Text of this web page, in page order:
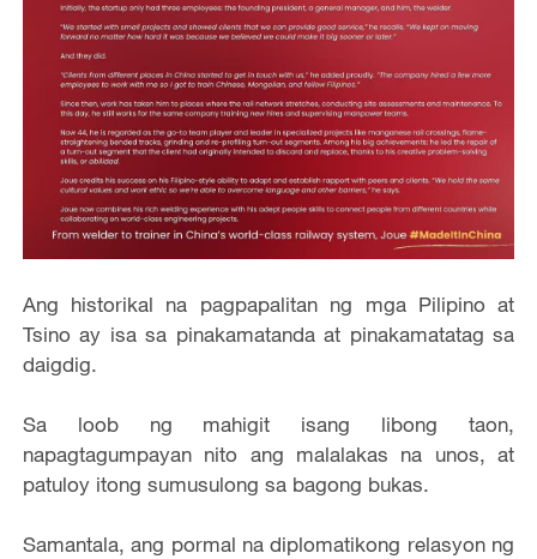
Ang historikal na pagpapalitan ng mga Pilipino at
Tsino ay isa sa pinakamatanda at pinakamatatag sa
daigdig.
Sa loob ng mahigit isang libong taon,
napagtagumpayan nito ang malalakas na unos, at
patuloy itong sumusulong sa bagong bukas.
Samantala, ang pormal na diplomatikong relasyon ng